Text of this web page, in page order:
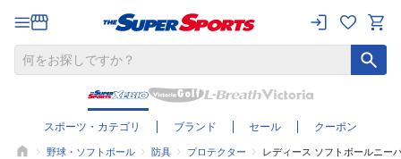
スポーツ・カテゴリ ブランド セール クーポン
野球・ソフトボール 防具 プロテクター レディース ソフトボールニー